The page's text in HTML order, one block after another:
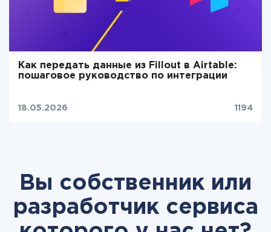
Как передать данные из Fillout в Airtable:
пошаговое руководство по интеграции
18.05.2026 1194
Вы собственник или
разработчик сервиса